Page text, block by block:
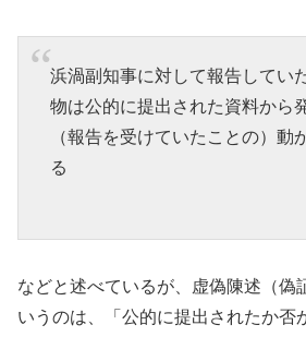
浜渦副知事に対して報告してい
物は公的に提出された資料から
（報告を受けていたことの）動
る
などと述べているが、虚偽陳述（偽
いうのは、「公的に提出されたか否